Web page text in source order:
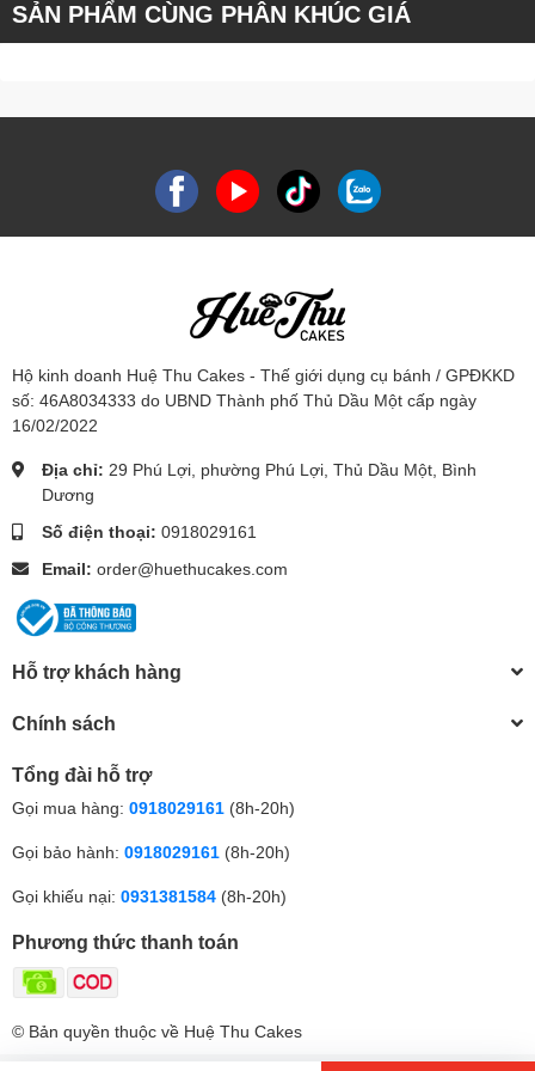
SẢN PHẨM CÙNG PHÂN KHÚC GIÁ
Hộ kinh doanh Huệ Thu Cakes - Thế giới dụng cụ bánh / GPĐKKD
số: 46A8034333 do UBND Thành phố Thủ Dầu Một cấp ngày
16/02/2022
Địa chỉ: 29 Phú Lợi, phường Phú Lợi, Thủ Dầu Một, Bình
Dương
Số điện thoại: 0918029161
Email: order@huethucakes.com
Hỗ trợ khách hàng
Chính sách
Tổng đài hỗ trợ
Gọi mua hàng: 0918029161 (8h-20h)
Gọi bảo hành: 0918029161 (8h-20h)
Gọi khiếu nại: 0931381584 (8h-20h)
Phương thức thanh toán
© Bản quyền thuộc về Huệ Thu Cakes